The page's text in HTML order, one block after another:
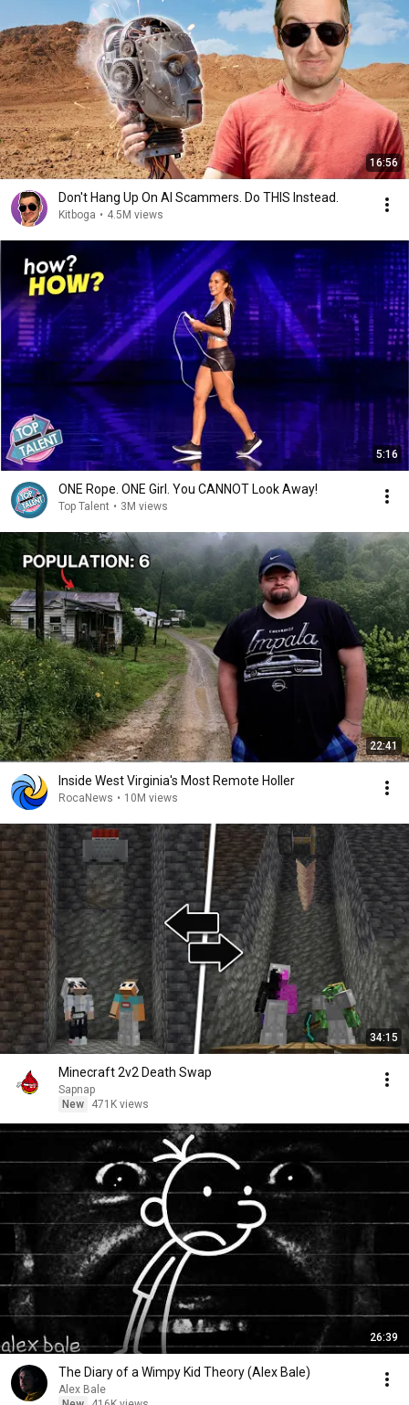
16:56
Don't Hang Up On AI Scammers. Do THIS Instead.
Kitboga • 4.5M views
5:16
ONE Rope. ONE Girl. You CANNOT Look Away!
Top Talent • 3M views
22:41
Inside West Virginia's Most Remote Holler
RocaNews • 10M views
34:15
Minecraft 2v2 Death Swap
Sapnap
New
471K views
26:39
The Diary of a Wimpy Kid Theory (Alex Bale)
Alex Bale